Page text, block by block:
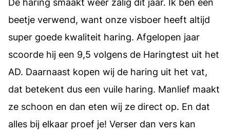
beetje verwend, want onze visboer heeft altijd
super goede kwaliteit haring. Afgelopen jaar
scoorde hij een 9,5 volgens de Haringtest uit het
AD. Daarnaast kopen wij de haring uit het vat,
dat betekent dus een vuile haring. Manlief maakt
ze schoon en dan eten wij ze direct op. En dat
alles bij elkaar proef je! Verser dan vers kan